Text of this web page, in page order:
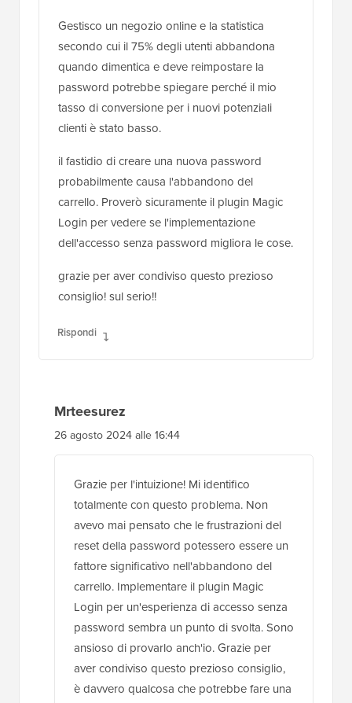
Gestisco un negozio online e la statistica
secondo cui il 75% degli utenti abbandona
quando dimentica e deve reimpostare la
password potrebbe spiegare perché il mio
tasso di conversione per i nuovi potenziali
clienti è stato basso.
il fastidio di creare una nuova password
probabilmente causa l'abbandono del
carrello. Proverò sicuramente il plugin Magic
Login per vedere se l'implementazione
dell'accesso senza password migliora le cose.
grazie per aver condiviso questo prezioso
consiglio! sul serio!!
Rispondi
Mrteesurez
26 agosto 2024 alle 16:44
Grazie per l'intuizione! Mi identifico
totalmente con questo problema. Non
avevo mai pensato che le frustrazioni del
reset della password potessero essere un
fattore significativo nell'abbandono del
carrello. Implementare il plugin Magic
Login per un'esperienza di accesso senza
password sembra un punto di svolta. Sono
ansioso di provarlo anch'io. Grazie per
aver condiviso questo prezioso consiglio,
è davvero qualcosa che potrebbe fare una